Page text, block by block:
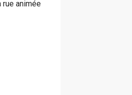
rue animée